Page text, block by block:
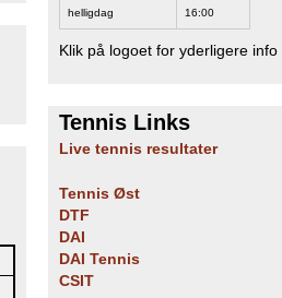
helligdag
16:00
Klik på logoet for yderligere info
Tennis Links
Live tennis resultater
Tennis Øst
DTF
DAI
DAI Tennis
CSIT